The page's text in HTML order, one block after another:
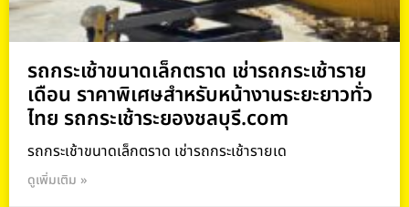
รถกระเช้าขนาดเล็กตราด เช่ารถกระเช้าราย
เดือน ราคาพิเศษสำหรับหน้างานระยะยาวทั่ว
ไทย รถกระเช้าระยองชลบุรี.com
รถกระเช้าขนาดเล็กตราด เช่ารถกระเช้ารายเด
ดูเพิ่มเติม »